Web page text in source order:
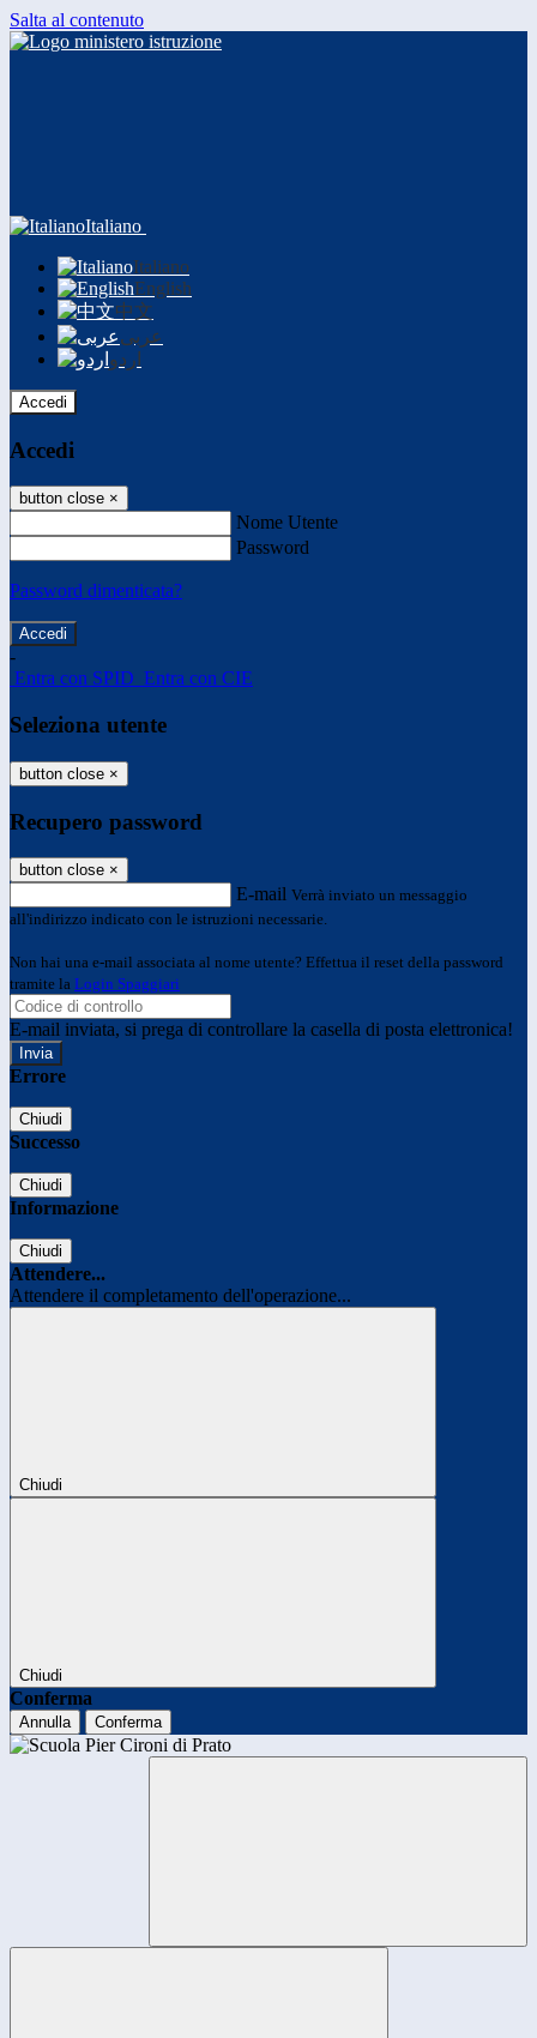
Salta al contenuto
Italiano
Italiano
English
中文
عربى
اردو
Accedi
Accedi
button close ×
Nome Utente
Password
Password dimenticata?
-
Entra con SPID Entra con CIE
Seleziona utente
button close ×
Recupero password
button close ×
E-mail Verrà inviato un messaggio
all'indirizzo indicato con le istruzioni necessarie.
Non hai una e-mail associata al nome utente? Effettua il reset della password
tramite la Login Spaggiari
E-mail inviata, si prega di controllare la casella di posta elettronica!
Errore
Chiudi
Successo
Chiudi
Informazione
Chiudi
Attendere...
Attendere il completamento dell'operazione...
Chiudi
Chiudi
Conferma
Annulla Conferma